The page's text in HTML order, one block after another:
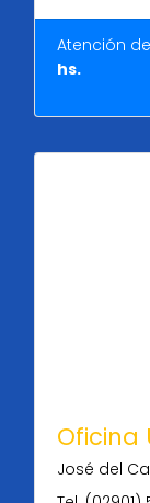
Atención de
hs.
Oficina
José del